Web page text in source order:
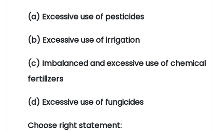
(a) Excessive use of pesticides
(b) Excessive use of irrigation
(c) Imbalanced and excessive use of chemical
fertilizers
(d) Excessive use of fungicides
Choose right statement: